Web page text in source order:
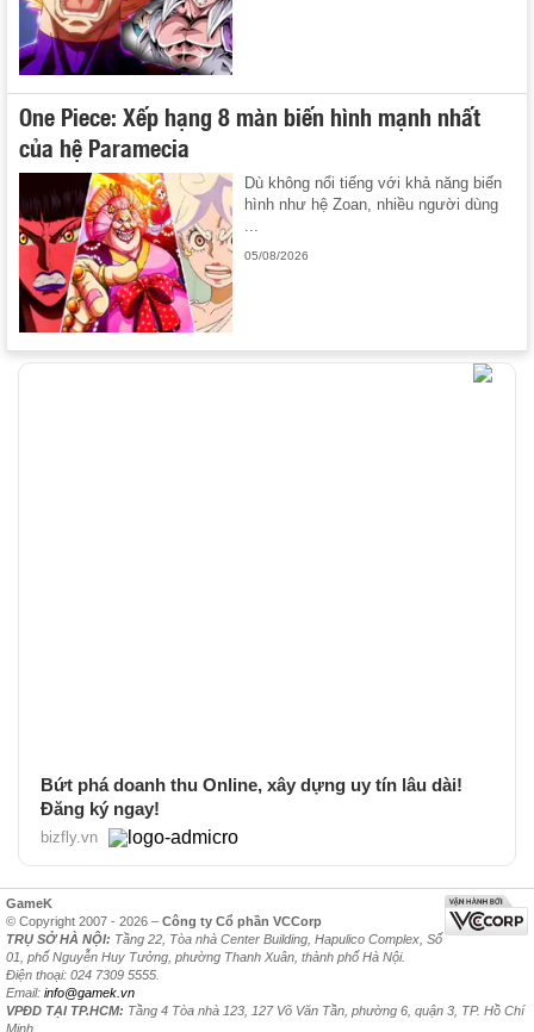
One Piece: Xếp hạng 8 màn biến hình mạnh nhất
của hệ Paramecia
Dù không nổi tiếng với khả năng biến
hình như hệ Zoan, nhiều người dùng
05/08/2026
Bứt phá doanh thu Online, xây dựng uy tín lâu dài!
Đăng ký ngay!
bizfly.vn
GameK
© Copyright 2007 - 2026 – Công ty Cổ phần VCCorp
TRỤ SỞ HÀ NỘI: Tầng 22, Tòa nhà Center Building, Hapulico Complex, Số
01, phố Nguyễn Huy Tưởng, phường Thanh Xuân, thành phố Hà Nội.
Điện thoại: 024 7309 5555.
Email: info@gamek.vn
VPĐD TẠI TP.HCM: Tầng 4 Tòa nhà 123, 127 Võ Văn Tần, phường 6, quận 3, TP. Hồ Chí
Minh